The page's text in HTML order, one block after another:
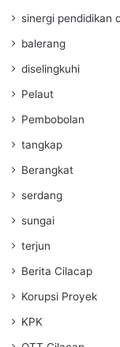
sinergi pendidikan
balerang
diselingkuhi
Pelaut
Pembobolan
tangkap
Berangkat
serdang
sungai
terjun
Berita Cilacap
Korupsi Proyek
KPK